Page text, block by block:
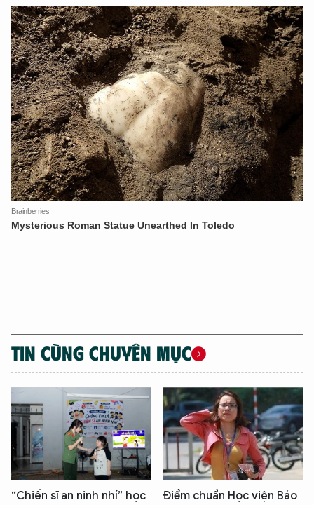
TIN CÙNG CHUYÊN MỤC
“Chiến sĩ an ninh nhí” học
Điểm chuẩn Học viện Báo